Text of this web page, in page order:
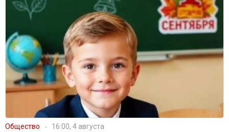
Общество 16:00, 4 августа